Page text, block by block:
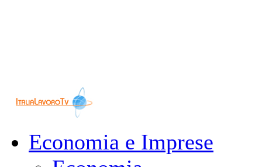
Economia e Imprese